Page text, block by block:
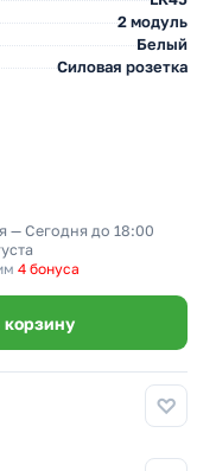
2 модуль
Белый
Силовая розетка
— Сегодня до 18:00
4 бонуса